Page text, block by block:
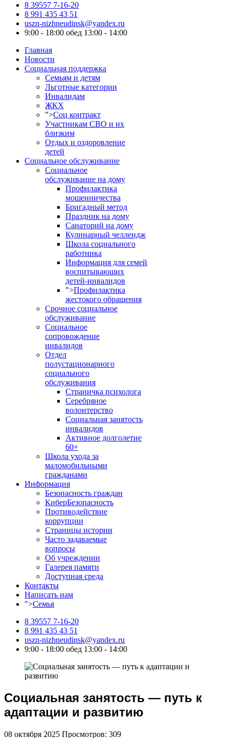
8 39557 7-16-20
8 991 435 43 51
uszn-nizhneudinsk@yandex.ru
9:00 - 18:00 обед 13:00 - 14:00
Главная
Новости
Социальная поддержка
Семьям и детям
Льготные категории
Инвалидам
ЖКХ
">Соц контракт
Участникам СВО и их
близким
Отдых и оздоровление
детей
Социальное обслуживание
Социальное
обслуживание на дому
Профилактика
мошенничества
Бригадный метод
Праздник на дому
Санаторий на дому
Кулинарный челлендж
Школа социального
работника
Информация для семей
воспитывающих
детей-инвалидов
">Профилактика
жестокого обращения
Срочное социальное
обслуживание
Социальное
сопровождение
инвалидов
Отдел
полустационарного
социального
обслуживания
Страничка психолога
Серебряное
волонтерство
Социальная занятость
инвалидов
Активное долголетие
60+
Школа ухода за
маломобильными
гражданами
Информация
Безопасность граждан
КиберБезопасность
Противодействие
коррупции
Страницы истории
Часто задаваемые
вопросы
Об учреждении
Галерея памяти
Доступная среда
Контакты
Написать нам
">Семья
8 39557 7-16-20
8 991 435 43 51
uszn-nizhneudinsk@yandex.ru
9:00 - 18:00 обед 13:00 - 14:00
Социальная занятость — путь к
адаптации и развитию
08 октября 2025 Просмотров: 309